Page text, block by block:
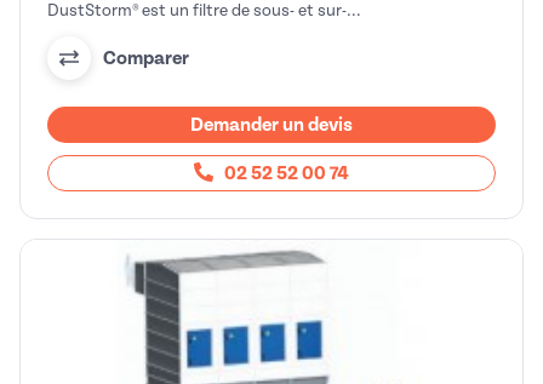
DustStorm® est un filtre de sous- et sur-...
Comparer
Demander un devis
02 52 52 00 74